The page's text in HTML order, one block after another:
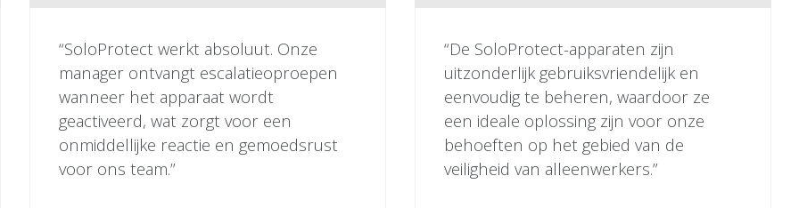
“SoloProtect werkt absoluut. Onze
manager ontvangt escalatieoproepen
wanneer het apparaat wordt
geactiveerd, wat zorgt voor een
onmiddellijke reactie en gemoedsrust
voor ons team.”
“De SoloProtect-apparaten zijn
uitzonderlijk gebruiksvriendelijk en
eenvoudig te beheren, waardoor ze
een ideale oplossing zijn voor onze
behoeften op het gebied van de
veiligheid van alleenwerkers.”